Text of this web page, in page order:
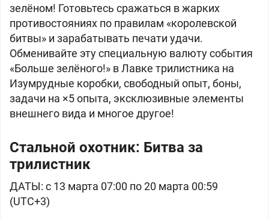
зелёном! Готовьтесь сражаться в жарких
противостояниях по правилам «королевской
битвы» и зарабатывать печати удачи.
Обменивайте эту специальную валюту события
«Больше зелёного!» в Лавке трилистника на
Изумрудные коробки, свободный опыт, боны,
задачи на ×5 опыта, эксклюзивные элементы
внешнего вида и многое другое!
Стальной охотник: Битва за
трилистник
ДАТЫ: с 13 марта 07:00 по 20 марта 00:59
(UTC+3)